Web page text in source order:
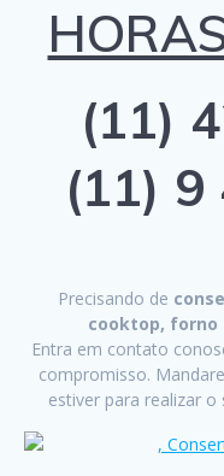
(11)
(11) 9
Precisando de
cooktop, forno
Entra em contato
compromisso.
estiver para realizar o